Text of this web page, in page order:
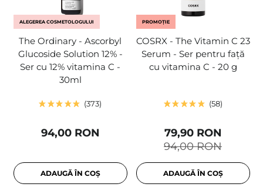
ALEGEREA COSMETOLOGULUI
The Ordinary - Ascorbyl
Glucoside Solution 12% -
Ser cu 12% vitamina C -
30ml
373
94,00 RON
ADAUGĂ ÎN COȘ
PROMOȚIE
COSRX - The Vitamin C 23
Serum - Ser pentru față
cu vitamina C - 20 g
58
94,00 RON
79,90 RON
ADAUGĂ ÎN COȘ